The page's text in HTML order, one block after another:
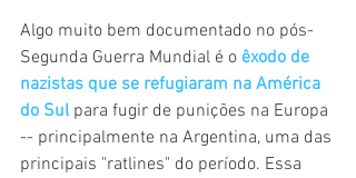
Algo muito bem documentado no pós-
Segunda Guerra Mundial é o êxodo de
nazistas que se refugiaram na América
do Sul para fugir de punições na Europa
-- principalmente na Argentina, uma das
principais "ratlines" do período. Essa